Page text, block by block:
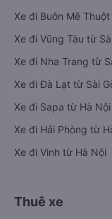
Xe đi Buôn Mê
Xe đi Vũng Tàu từ
Xe đi Nha Trang từ
Xe đi Đà Lạt từ Sài
Xe đi Sapa từ Hà Nội
Xe đi Hải Phòng từ
Xe đi Vinh từ Hà Nội
Thuê xe